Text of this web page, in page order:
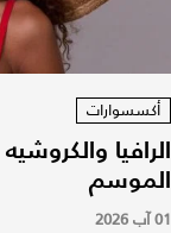
أكسسوارات
الرافيا
الموسم
01 آب 2026